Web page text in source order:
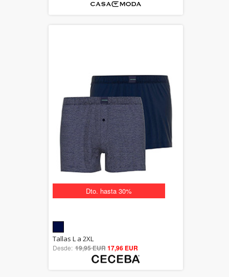
Dto. hasta 30%
out of 5
Tallas L a 2XL
Desde: 19,95 EUR17,96 EUR